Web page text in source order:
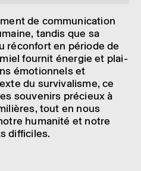
de commu­ni­ca­tion
tandis que sa
récon­fort en période de
four­nit éner­gie et plai­
émotion­nels et
du survi­va­lisme, ce
souve­nirs précieux à
tout en nous
huma­nité et notre
diffi­ciles.